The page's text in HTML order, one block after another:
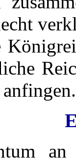
an